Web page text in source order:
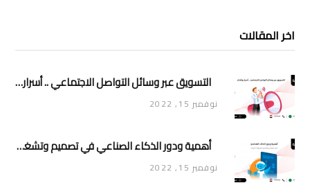
اخر المقالات
التسويق عبر وسائل التواصل الاجتماعي .. أسرار وأفكار
نوفمبر 15, 2022
أهمية ودور الذكاء الصناعي في تصميم وتشغيل تطبيقات الجوال
نوفمبر 15, 2022